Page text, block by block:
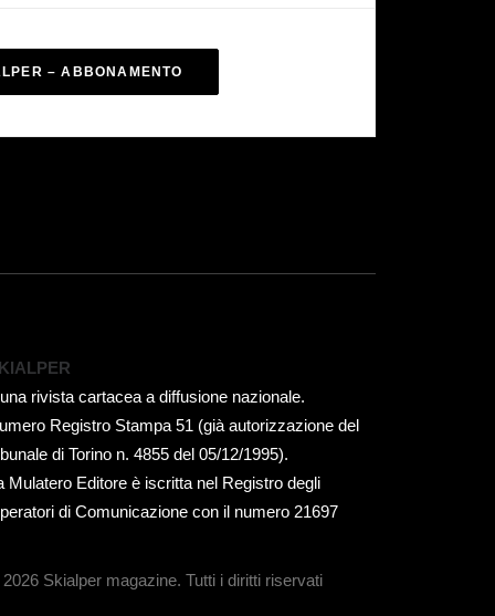
– ABBONAMENTO
rivista cartacea a diffusione nazionale.
Registro Stampa 51 (già autorizzazione del
di Torino n. 4855 del 05/12/1995).
Mulatero Editore è iscritta nel Registro degli
di Comunicazione con il numero 21697
Skialper magazine. Tutti i diritti riservati